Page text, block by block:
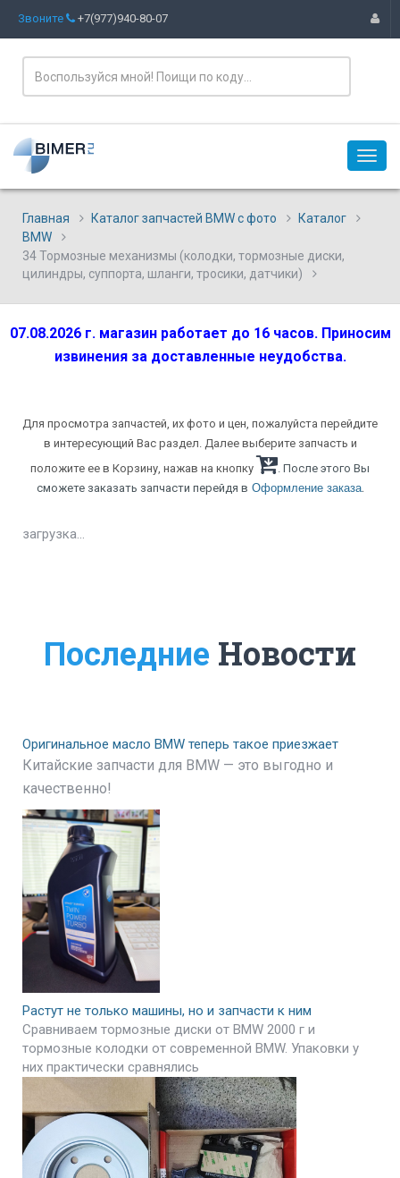
Звоните +7(977)940-80-07
Главная Каталог запчастей BMW с фото
Каталог
BMW
34 Тормозные механизмы (колодки, тормозные диски,
цилиндры, суппорта, шланги, тросики, датчики)
07.08.2026 г. магазин работает до 16 часов. Приносим
извинения за доставленные неудобства.
Для просмотра запчастей, их фото и цен, пожалуйста перейдите
в интересующий Вас раздел. Далее выберите запчасть и
положите ее в Корзину, нажав на кнопку
. После этого Вы
сможете заказать запчасти перейдя в Оформление заказа.
загрузка...
Последние Новости
Оригинальное масло BMW теперь такое приезжает
Китайские запчасти для BMW — это выгодно и
качественно!
Растут не только машины, но и запчасти к ним
Сравниваем тормозные диски от BMW 2000 г и
тормозные колодки от современной BMW. Упаковки у
них практически сравнялись